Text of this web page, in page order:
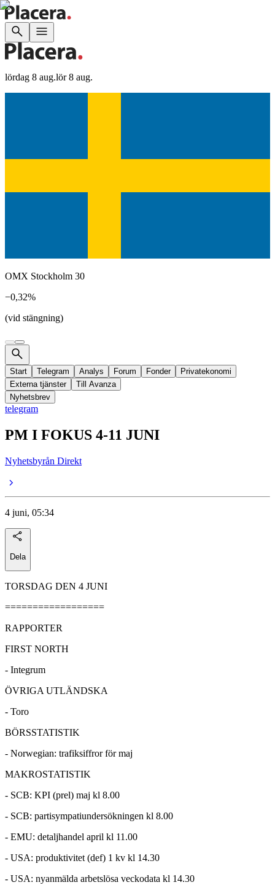
lördag 8 aug.lör 8 aug.
OMX Stockholm 30
−0,32%
(vid stängning)
Start Telegram Analys Forum Fonder
Privatekonomi
Externa tjänster
Till Avanza
Nyhetsbrev
telegram
PM I FOKUS 4-11 JUNI
Nyhetsbyrån Direkt
4 juni, 05:34
Dela
TORSDAG DEN 4 JUNI
==================
RAPPORTER
FIRST NORTH
- Integrum
ÖVRIGA UTLÄNDSKA
- Toro
BÖRSSTATISTIK
- Norwegian: trafiksiffror för maj
MAKROSTATISTIK
- SCB: KPI (prel) maj kl 8.00
- SCB: partisympatiundersökningen kl 8.00
- EMU: detaljhandel april kl 11.00
- USA: produktivitet (def) 1 kv kl 14.30
- USA: nyanmälda arbetslösa veckodata kl 14.30